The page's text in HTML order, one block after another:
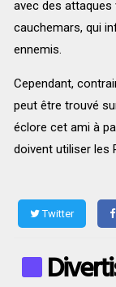
avec des attaques
cauchemars, qui
ennemis.
Cependant,
peut être trouvé
éclore cet ami à
doivent utiliser les
Twitter